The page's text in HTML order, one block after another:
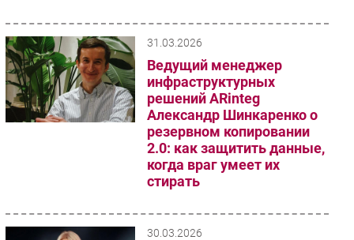
Здоровье
РАЗДЕЛЫ
Новости
IT класс
31.03.2026
Ведущий менеджер
инфраструктурных
решений ARinteg
Александр Шинкаренко о
резервном копировании
2.0: как защитить данные,
когда враг умеет их
стирать
30.03.2026